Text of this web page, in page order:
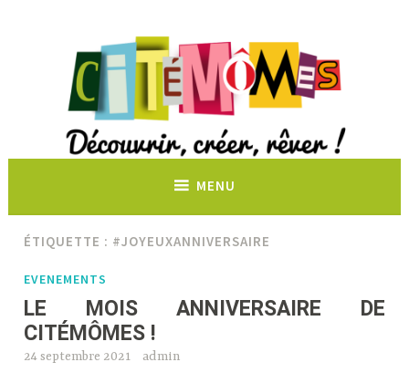
Découvrir, créer, rêver !
MENU
ÉTIQUETTE : #JOYEUXANNIVERSAIRE
EVENEMENTS
LE MOIS ANNIVERSAIRE DE
CITÉMÔMES !
24 septembre 2021 admin